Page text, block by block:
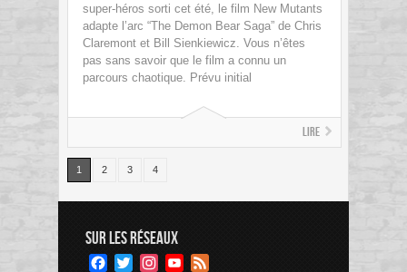
super-héros sorti cet été, le film New Mutants
adapte l’arc “The Demon Bear Saga” de Chris
Claremont et Bill Sienkiewicz. Vous n’êtes
pas sans savoir que le film a connu un
parcours chaotique. Prévu initial
Lire
1 2 3 4
SUR LES RÉSEAUX
Facebook
TwitterInstagramYouTube